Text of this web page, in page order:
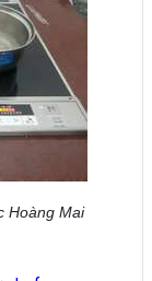
Hoàng Mai